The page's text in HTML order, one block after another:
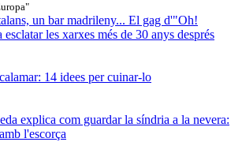
un bar madrileny... El gag d'"Oh!
les xarxes més de 30 anys després
14 idees per cuinar-lo
explica com guardar la síndria a la nevera:
l'escorça